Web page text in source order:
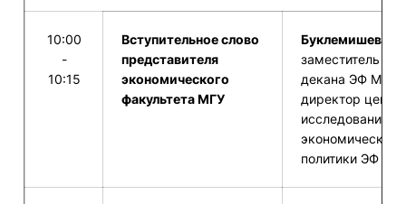
10:00
-
10:15
Вступительное слово
представителя
экономического
факультета МГУ
Буклемишев
заместитель
декана ЭФ МГУ,
директор
исследования
экономической
политики ЭФ